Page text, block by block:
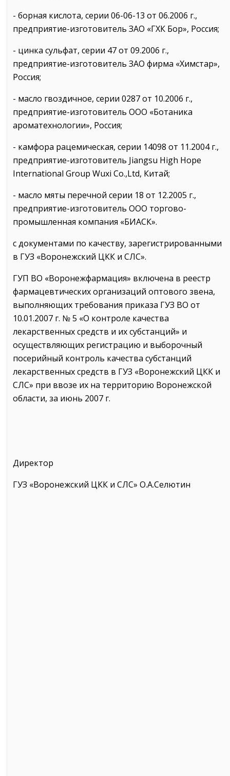
- борная кислота, серии 06-06-13 от 06.2006 г.,
предприятие-изготовитель ЗАО «ГХК Бор», Россия;
- цинка сульфат, серии 47 от 09.2006 г.,
предприятие-изготовитель ЗАО фирма «Химстар»,
Россия;
- масло гвоздичное, серии 0287 от 10.2006 г.,
предприятие-изготовитель ООО «Ботаника
ароматехнологии», Россия;
- камфора рацемическая, серии 14098 от 11.2004 г.,
предприятие-изготовитель Jiangsu High Hope
International Group Wuxi Co.,Ltd, Китай;
- масло мяты перечной серии 18 от 12.2005 г.,
предприятие-изготовитель ООО торгово-
промышленная компания «БИАСК».
с документами по качеству, зарегистрированными
в ГУЗ «Воронежский ЦКК и СЛС».
ГУП ВО «Воронежфармация» включена в реестр
фармацевтических организаций оптового звена,
выполняющих требования приказа ГУЗ ВО от
10.01.2007 г. № 5 «О контроле качества
лекарственных средств и их субстанций» и
осуществляющих регистрацию и выборочный
посерийный контроль качества субстанций
лекарственных средств в ГУЗ «Воронежский ЦКК и
СЛС» при ввозе их на территорию Воронежской
области, за июнь 2007 г.
Директор
ГУЗ «Воронежский ЦКК и СЛС» О.А.Селютин